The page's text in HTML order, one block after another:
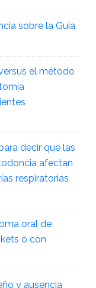
sobre la Guía
el método
decir que las
afectan
respiratorias
oral de
o con
y ausencia